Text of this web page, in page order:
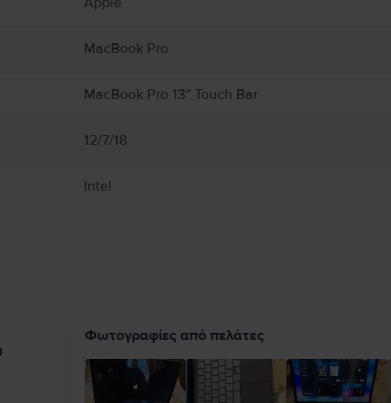
από υγρασία, ή καιρικά φαινόμενα όπως βροχή, χιόνι και ομίχλη. Για να
επαφή με τη συσκευή ή τον προσαρμογέα τροφοδοτικού της κατά τη
πεδία. Αυτοί οι μαγνήτες και τα ηλεκτρομαγνητικά πεδία
MacBook Pro
MacBook Pro 13″ Touch Bar
12/7/18
Intel
Φωτογραφίες από πελάτες